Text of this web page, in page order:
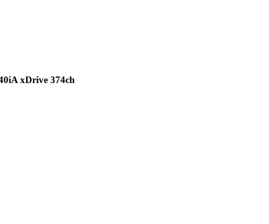
xDrive 374ch